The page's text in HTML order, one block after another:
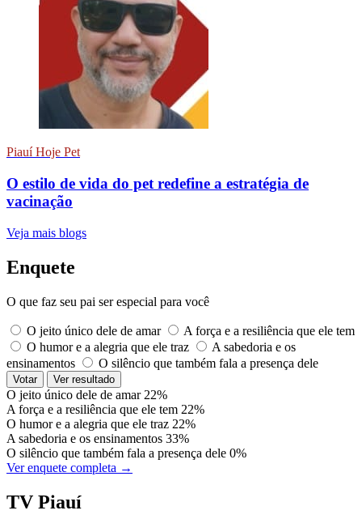
Piauí Hoje Pet
O estilo de vida do pet redefine a estratégia de
vacinação
Veja mais blogs
Enquete
O que faz seu pai ser especial para você
O jeito único dele de amar
A força e a resiliência que ele tem
O humor e a alegria que ele traz
A sabedoria e os
ensinamentos
O silêncio que também fala a presença dele
Votar Ver resultado
O jeito único dele de amar 22%
A força e a resiliência que ele tem 22%
O humor e a alegria que ele traz 22%
A sabedoria e os ensinamentos 33%
O silêncio que também fala a presença dele 0%
Ver enquete completa →
TV Piauí